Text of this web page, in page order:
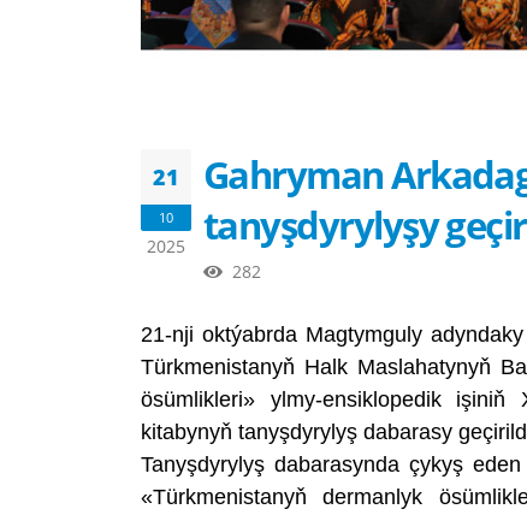
21
10
2025
Gahryman
tanyşdyrylyşy
282
21-nji oktýabrda Magtymguly
Türkmenistanyň Halk Maslahatynyň
ösümlikleri» ylmy-ensiklopedik
kitabynyň tanyşdyrylyş dabarasy
Tanyşdyrylyş dabarasynda çykyş
«Türkmenistanyň dermanlyk